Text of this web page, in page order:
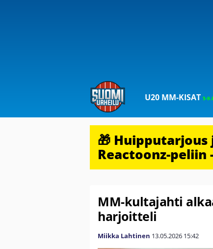
U20 MM-KISAT5-
🎁
Reactoonz-peliin
MM-kultajahti
harjoitteli
Miikka Lahtinen 13.05.2026 15:42